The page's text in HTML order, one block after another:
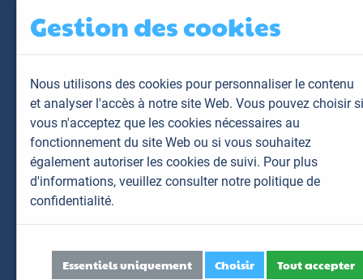
FAQ
Mon espace
Mes animaux
Mes résultats
Mes commandes
Mes factures
Gestion des cookies
Nous utilisons des cookies pour personnaliser le contenu
et analyser l'accès à notre site Web. Vous pouvez choisir si
vous n'acceptez que les cookies nécessaires au
fonctionnement du site Web ou si vous souhaitez
également autoriser les cookies de suivi. Pour plus
d'informations, veuillez consulter notre politique de
confidentialité.
Essentiels uniquement Choisir Tout accepter